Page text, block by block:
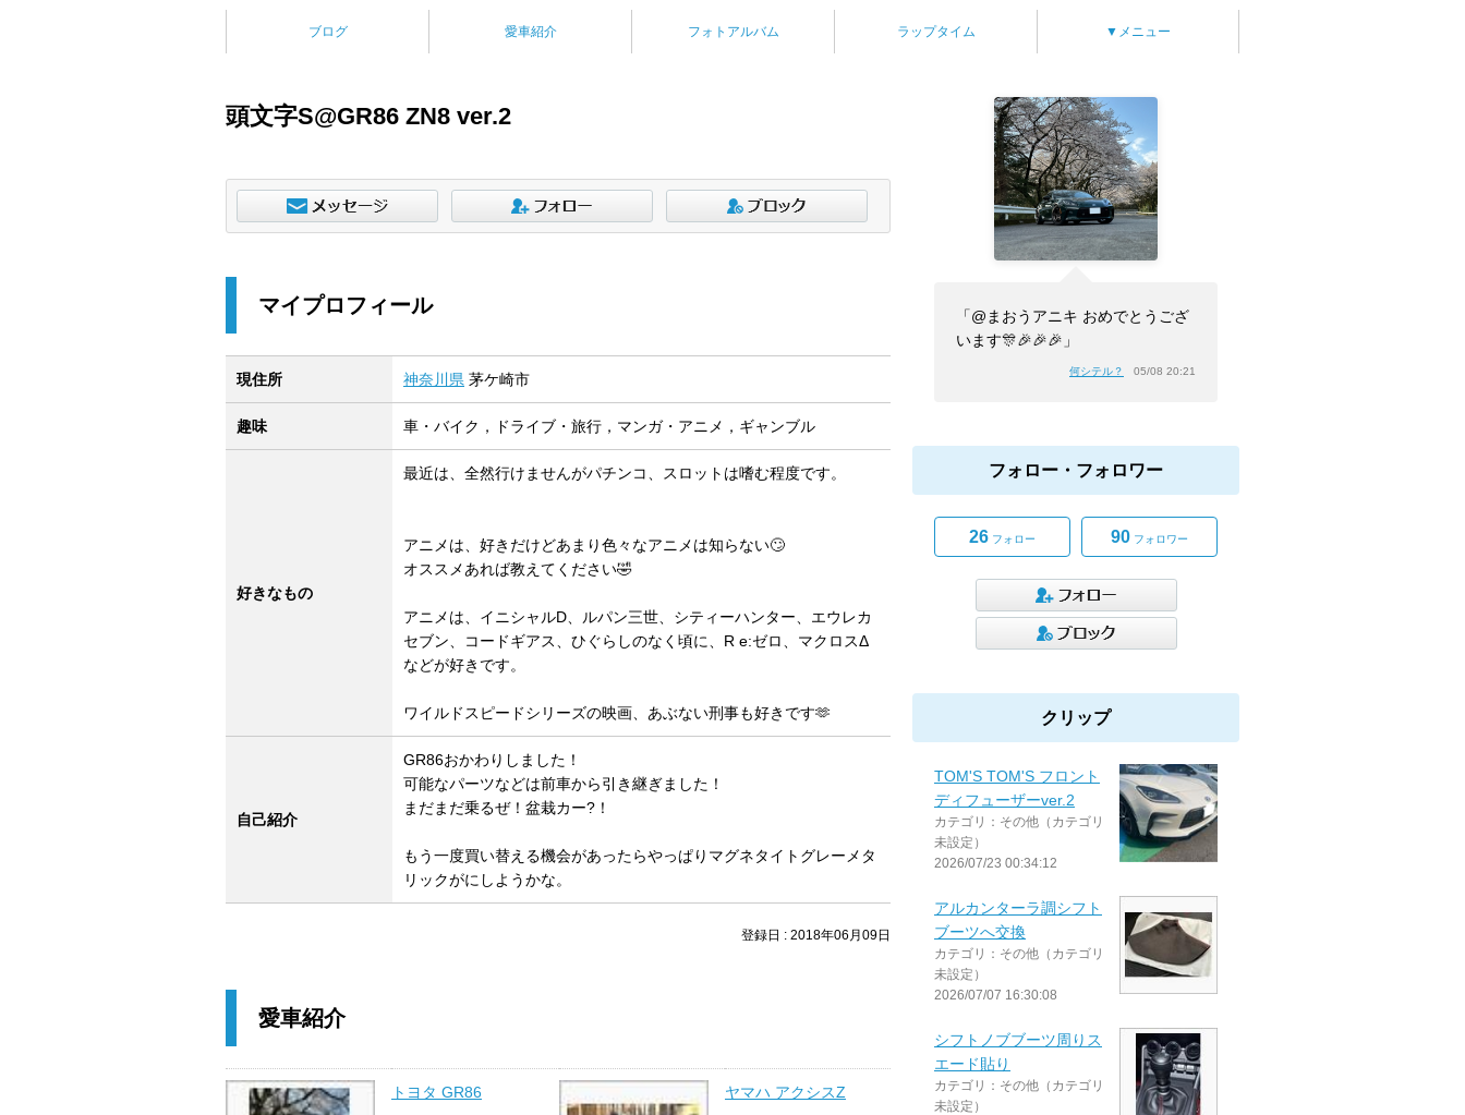
ブログ 愛車紹介 フォトアルバム ラップタイム ▼メニュー
頭文字S@GR86 ZN8 ver.2
「@まおうアニキ おめでとうござ
います🎊🎉🎉🎉」
何シテル？ 05/08 20:21
フォロー・フォロワー
26 フォロー 90 フォロワー
クリップ
TOM'S TOM'S フロント
ディフューザーver.2
カテゴリ：その他（カテゴリ
未設定）
2026/07/23 00:34:12
アルカンターラ調シフト
ブーツへ交換
カテゴリ：その他（カテゴリ
未設定）
2026/07/07 16:30:08
シフトノブブーツ周りス
エード貼り
カテゴリ：その他（カテゴリ
未設定）
マイプロフィール
現住所 神奈川県 茅ケ崎市
趣味 車・バイク，ドライブ・旅行，マンガ・アニメ，ギャンブル
好きなもの
最近は、全然行けませんがパチンコ、スロットは嗜む程度です。
アニメは、好きだけどあまり色々なアニメは知らない🙄
オススメあれば教えてください🤣
アニメは、イニシャルD、ルパン三世、シティーハンター、エウレカ
セブン、コードギアス、ひぐらしのなく頃に、R e:ゼロ、マクロスΔ
などが好きです。
ワイルドスピードシリーズの映画、あぶない刑事も好きです🫶
自己紹介
GR86おかわりしました！
可能なパーツなどは前車から引き継ぎました！
まだまだ乗るぜ！盆栽カー?！
もう一度買い替える機会があったらやっぱりマグネタイトグレーメタ
リックがにしようかな。
登録日 : 2018年06月09日
愛車紹介
トヨタ GR86 ヤマハ アクシスZ